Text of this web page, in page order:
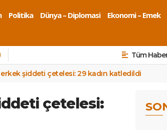
Politika Dünya – Diplomasi Ekonomi – Emek
Tüm
erkek şiddeti çetelesi: 29 kadın katledildi
çetelesi: